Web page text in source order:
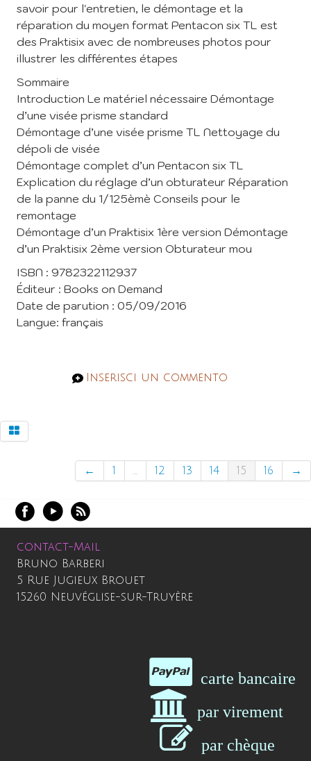
savoir pour l'entretien, le démontage et la
réparation du moyen format Pentacon six TL est
des Praktisix avec de nombreuses photos pour
illustrer les différentes étapes
Sommaire
Introduction Le matériel nécessaire Démontage
d’une visée prisme standard
Démontage d’une visée prisme TL Nettoyage du
dépoli de visée
Démontage complet d’un Pentacon six TL
Explication du réglage d’un obturateur Réparation
de la panne du 1/125èmè Conseils pour le
remontage
Démontage d’un Praktisix 1ère version Démontage
d’un Praktisix 2ème version Obturateur mou
ISBN : 9782322112937
Éditeur : Books on Demand
Date de parution : 05/09/2016
Langue: français
Inserisci un commento
← 1 ... 12 13 14 15 16 →
contact-Mail
Bruno Barberi
5 Rue Jugieux Brouet
15260 Neuvéglise-sur-Truyère
carte
par virement
par